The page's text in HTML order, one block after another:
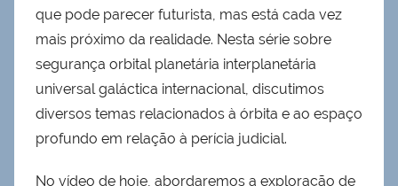
que pode parecer futurista, mas está cada vez
mais próximo da realidade. Nesta série sobre
segurança orbital planetária interplanetária
universal galáctica internacional, discutimos
diversos temas relacionados à órbita e ao espaço
profundo em relação à perícia judicial.
No vídeo de hoje, abordaremos a exploração de